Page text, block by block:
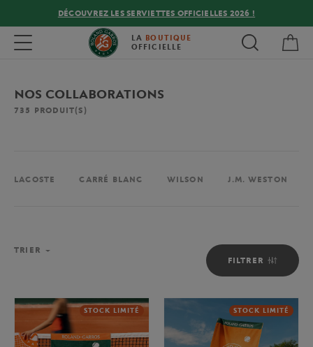
DÉCOUVREZ LES SERVIETTES OFFICIELLES 2026 !
Toggle navigation LA BOUTIQUE
OFFICIELLE
NOS COLLABORATIONS
735 PRODUIT(S)
LACOSTE CARRÉ BLANC WILSON J.M. WESTON
FILTRER
TRIER
STOCK LIMITÉ STOCK LIMITÉ